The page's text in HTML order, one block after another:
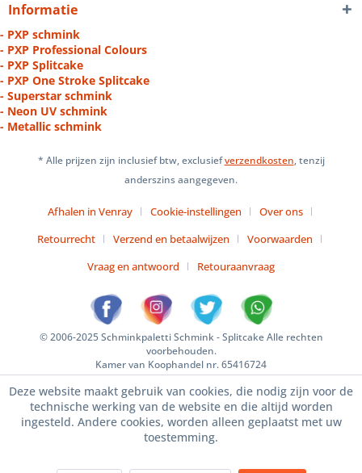
Informatie
- PXP schmink
- PXP Professional Colours
- PXP Splitcake
- PXP One Stroke Splitcake
- Superstar schmink
- Neon UV schmink
- Metallic schmink
* Alle prijzen zijn inclusief btw, exclusiefverzendkosten, tenzij
anderszins aangegeven.
Afhalen in Venray Cookie-instellingen
Over ons
Retourrecht
Verzend en betaalwijzen
Voorwaarden
Vraag en antwoord
Retouraanvraag
© 2006-2025 Schminkpaletti Schmink - Splitcake Alle rechten
voorbehouden.
Kamer van Koophandel nr. 65416724
Deze website maakt gebruik van cookies, die nodig zijn voor de
technische werking van de website en die altijd worden
ingesteld. Andere cookies, worden alleen geplaatst met uw
toestemming.